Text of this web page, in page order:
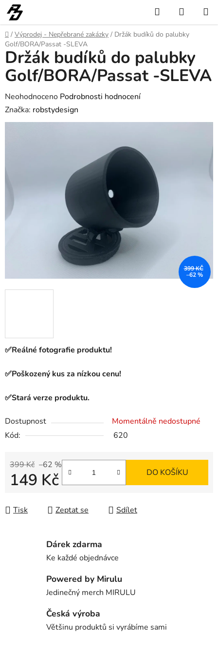
Přejít
na
obsah
Hledat
KOŠÍK
Domů
/ Výprodej - Nepřebrané zakázky / Držák budíků do palubky
Golf/BORA/Passat -SLEVA
✅Reálné fotografie produktu!
✅Poškozený kus za nízkou cenu!
✅Stará verze produktu.
Dostupnost
Momentálně nedostupné
Kód:
620
399 Kč –62 %
149 Kč DO KOŠÍKU
Tisk Zeptat se Sdílet
Držák budíků do palubky
Golf/BORA/Passat -SLEVA
Průměrné
hodnocení
produktu
Neohodnoceno Podrobnosti hodnocení
Značka: robstydesign
399 KČ
–62 %
Dárek zdarma
Ke každé objednávce
Powered by Mirulu
Jedinečný merch MIRULU
Česká výroba
Většinu produktů si vyrábíme sami